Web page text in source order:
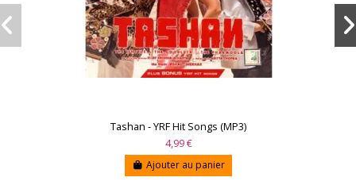
Tashan - YRF Hit Songs (MP3)
4,99 €
Ajouter au panier